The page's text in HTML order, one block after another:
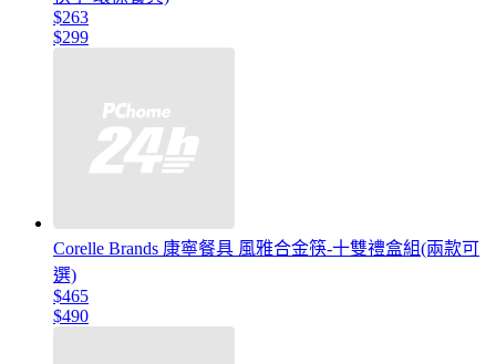
$263
$299
Corelle Brands 康寧餐具 風雅合金筷-十雙禮盒組(兩款可
選)
$465
$490